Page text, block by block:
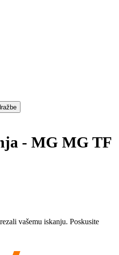
- MG MG TF
vašemu iskanju. Poskusite